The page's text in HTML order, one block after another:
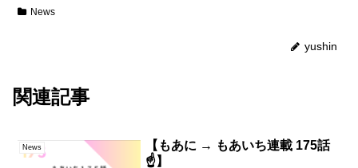
News
yushin
関連記事
News
【もあに → もあいち連載 175話
☝️】